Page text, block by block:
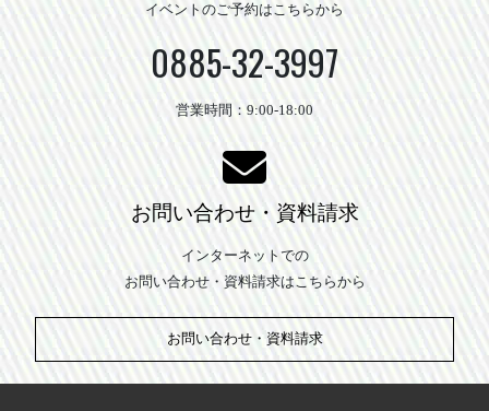
イベントのご予約はこちらから
0885-32-3997
営業時間：9:00-18:00
お問い合わせ・資料請求
インターネットでの
お問い合わせ・資料請求はこちらから
お問い合わせ・資料請求